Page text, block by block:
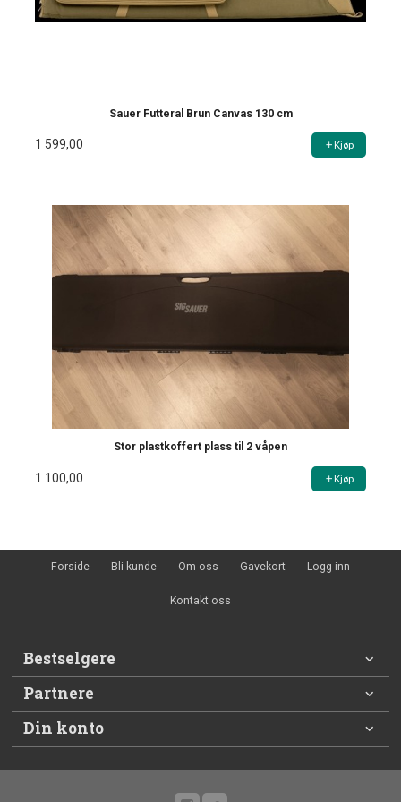
Sauer Futteral Brun Canvas 130 cm
1 599,00 Kjøp
Stor plastkoffert plass til 2 våpen
1 100,00 Kjøp
Forside Bli kunde Om oss Gavekort Logg inn
Kontakt oss
Bestselgere
Partnere
Din konto